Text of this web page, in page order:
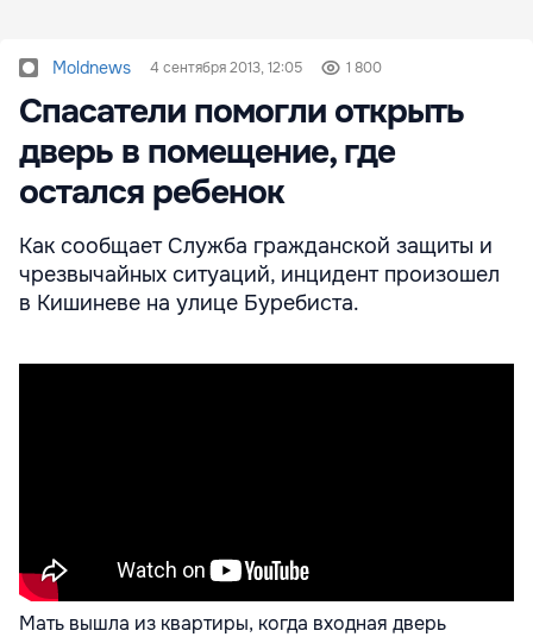
Moldnews 4 сентября 2013, 12:05 1 800
Спасатели помогли открыть
дверь в помещение, где
остался ребенок
Как сообщает Служба гражданской защиты и
чрезвычайных ситуаций, инцидент произошел
в Кишиневе на улице Буребиста.
Мать вышла из квартиры, когда входная дверь